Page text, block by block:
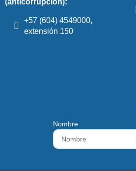
(anticorrupción):
+57 (604) 4549000,
extensión 150
Nombre